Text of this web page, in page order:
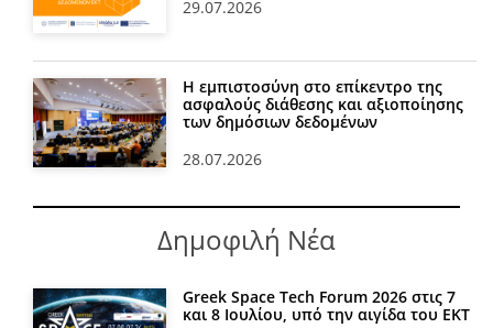
29.07.2026
Η εμπιστοσύνη στο επίκεντρο της
ασφαλούς διάθεσης και αξιοποίησης
των δημόσιων δεδομένων
28.07.2026
Δημοφιλή Νέα
Greek Space Tech Forum 2026 στις 7
και 8 Ιουλίου, υπό την αιγίδα του ΕΚΤ